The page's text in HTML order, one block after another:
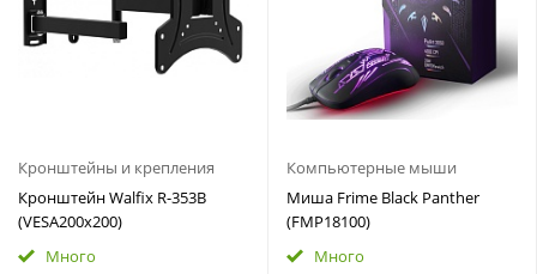
Кронштейны и крепления
Кронштейн Walfix R-353B
(VESA200х200)
Много
Компьютерные мыши
Миша Frime Black Panther
(FMP18100)
Много